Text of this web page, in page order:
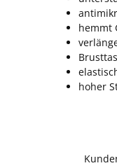
hemmt
hoher